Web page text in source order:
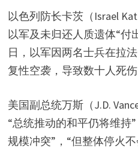
以色列防长卡茨（Israel
以军及未归还人质遗体“付
日，以军因两名士兵在拉
复性空袭，导致数十人死伤
美国副总统万斯（J.D.
“总统推动的和平仍将维持
规模冲突”，“但整体停火不